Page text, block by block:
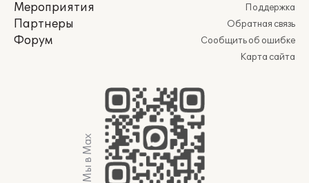
Мероприятия
Партнеры
Форум
Поддержка
Обратная связь
Сообщить об ошибке
Карта сайта
Мы в Max